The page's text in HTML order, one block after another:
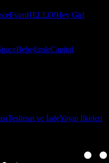
EvimHELLO!Hey Girl
BebeğimleCapital
Teslimat ve İadeYayın İlkeleri